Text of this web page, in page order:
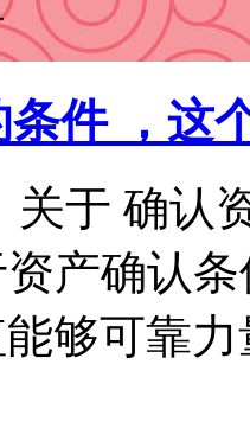
件 ，这
关于 确认
产确认
够可靠